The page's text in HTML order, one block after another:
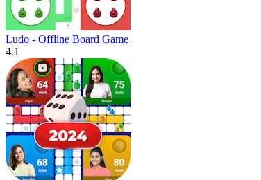
Ludo - Offline Board Game
4.1